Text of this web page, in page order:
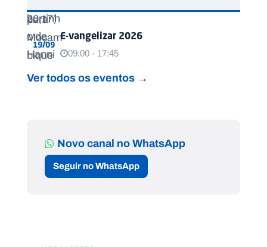
19/09
E-vangelizar 2026
09:00 - 17:45
Ver todos os eventos →
Novo canal no WhatsApp
Seguir no WhatsApp